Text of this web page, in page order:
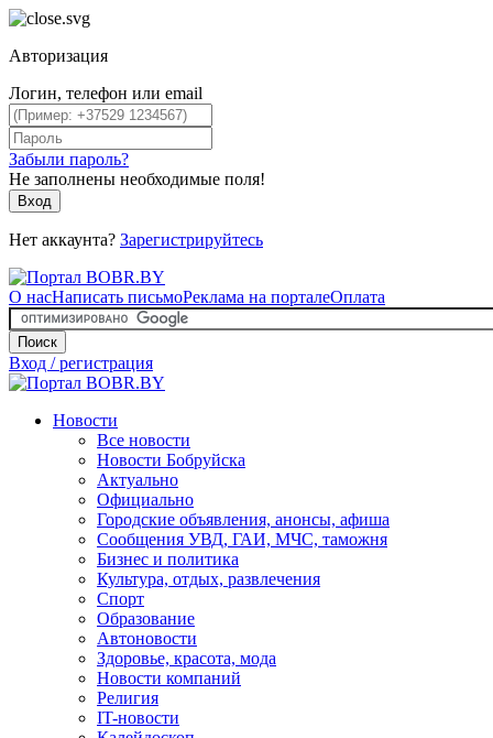
Авторизация
Логин, телефон или email
Забыли пароль?
Не заполнены необходимые поля!
Вход
Нет аккаунта? Зарегистрируйтесь
О насНаписать письмоРеклама на порталеОплата
Поиск
Вход / регистрация
Новости
Все новости
Новости Бобруйска
Актуально
Официально
Городские объявления, анонсы, афиша
Сообщения УВД, ГАИ, МЧС, таможня
Бизнес и политика
Культура, отдых, развлечения
Спорт
Образование
Автоновости
Здоровье, красота, мода
Новости компаний
Религия
IT-новости